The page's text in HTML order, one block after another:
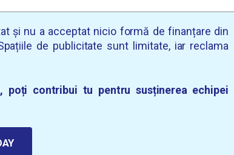
și nu a acceptat nicio formă de finanțare din
de publicitate sunt limitate, iar reclama
poți contribui tu pentru susținerea echipei